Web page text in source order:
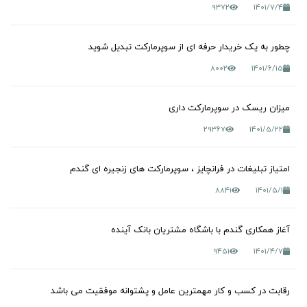
1401/7/4
9372
چطور به یک خریدار حرفه ای از سوپرمارکت تبدیل شوید
1401/6/15
8002
میزان ریسک در سوپرمارکت داری
1401/5/22
29367
امتیاز تبلیغات در فرانچایز ، سوپرمارکت های زنجیره ای گندم
1401/5/1
8841
آغاز همکاری گندم با باشگاه مشتریان بانک آینده
1401/4/7
9451
رقابت در کسب و کار مهمترین عامل و پشتوانه موفقیت می باشد